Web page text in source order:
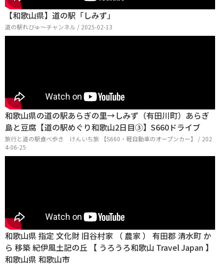
【和歌山県】道の駅「しみず」
道の駅れびゅ〜チャンネル / 2025-02-13
和歌山県の道の駅あらぎの里→しみず（有田川町）あらぎ
島と豆腐【道の駅めぐり和歌山2日目③】S660ドライブ
旅行と道の駅食べ歩き けんいち旅 【S660・軽自動車のオープンカー】 / 202
4-06-25
和歌山県 指定 文化財 旧谷村家 （ 農家 ） 有田郡 清水町 か
ら 移築 紀伊風土記の丘 【 うろうろ和歌山 Travel Japan 】
和歌山県 和歌山市